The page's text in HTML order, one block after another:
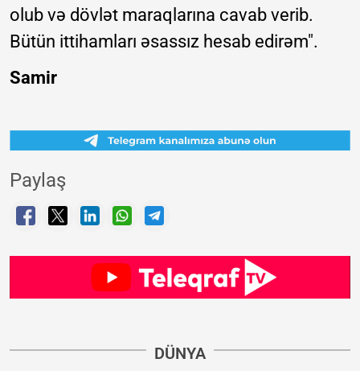
olub və dövlət maraqlarına cavab verib.
Bütün ittihamları əsassız hesab edirəm".
Samir
Paylaş
DÜNYA